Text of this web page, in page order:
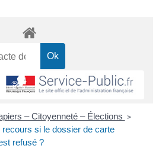
– Citoyenneté – Élections >
recours si le dossier de carte
refusé ?